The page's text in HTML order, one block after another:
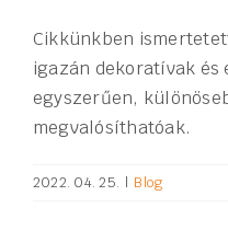
Cikkünkben
igazán dekoratívak és
egyszerűen,
megvalósíthatóak.
2022. 04. 25. | Blog